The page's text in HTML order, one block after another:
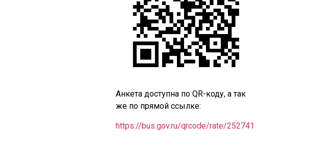
Анкета доступна по QR-коду, а так
же по прямой ссылке:
https://bus.gov.ru/qrcode/rate/252741